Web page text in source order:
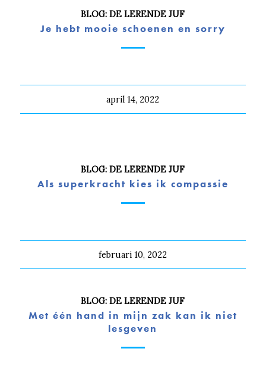
BLOG: DE LERENDE JUF
Je hebt mooie schoenen en sorry
april 14, 2022
BLOG: DE LERENDE JUF
Als superkracht kies ik compassie
februari 10, 2022
BLOG: DE LERENDE JUF
Met één hand in mijn zak kan ik niet
lesgeven